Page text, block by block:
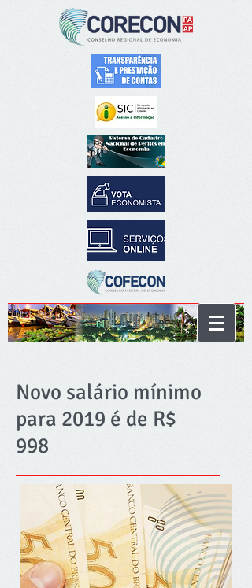
Novo salário mínimo
para 2019 é de R$
998